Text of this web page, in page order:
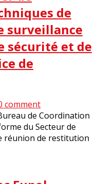
de
surveillance
sécurité et de
de
comment
de Coordination
du Secteur de
réunion de restitution